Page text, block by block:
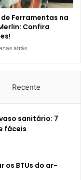
Ferramentas na
Confira
atrás
Recente
sanitário: 7
fáceis
os BTUs do ar-